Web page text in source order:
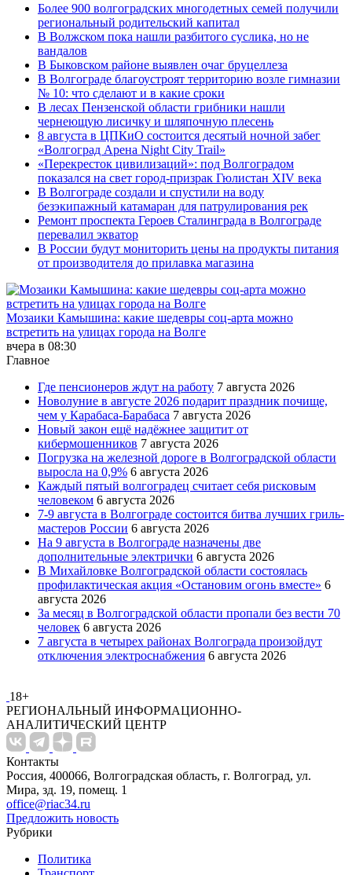
Более 900 волгоградских многодетных семей получили
региональный родительский капитал
В Волжском пока нашли разбитого суслика, но не
вандалов
В Быковском районе выявлен очаг бруцеллеза
В Волгограде благоустроят территорию возле гимназии
№ 10: что сделают и в какие сроки
В лесах Пензенской области грибники нашли
чернеющую лисичку и шляпочную плесень
8 августа в ЦПКиО состоится десятый ночной забег
«Волгоград Арена Night City Trail»
«Перекресток цивилизаций»: под Волгоградом
показался на свет город-призрак Гюлистан XIV века
В Волгограде создали и спустили на воду
безэкипажный катамаран для патрулирования рек
Ремонт проспекта Героев Сталинграда в Волгограде
перевалил экватор
В России будут мониторить цены на продукты питания
от производителя до прилавка магазина
Мозаики Камышина: какие шедевры соц-арта можно
встретить на улицах города на Волге
вчера в 08:30
Главное
Где пенсионеров ждут на работу 7 августа 2026
Новолуние в августе 2026 подарит праздник почище,
чем у Карабаса-Барабаса 7 августа 2026
Новый закон ещё надёжнее защитит от
кибермошенников 7 августа 2026
Погрузка на железной дороге в Волгоградской области
выросла на 0,9% 6 августа 2026
Каждый пятый волгоградец считает себя рисковым
человеком 6 августа 2026
7-9 августа в Волгограде состоится битва лучших гриль-
мастеров России 6 августа 2026
На 9 августа в Волгограде назначены две
дополнительные электрички 6 августа 2026
В Михайловке Волгоградской области состоялась
профилактическая акция «Остановим огонь вместе» 6
августа 2026
За месяц в Волгоградской области пропали без вести 70
человек 6 августа 2026
7 августа в четырех районах Волгограда произойдут
отключения электроснабжения 6 августа 2026
18+
РЕГИОНАЛЬНЫЙ ИНФОРМАЦИОННО-
АНАЛИТИЧЕСКИЙ ЦЕНТР
Контакты
Россия, 400066, Волгоградская область, г. Волгоград, ул.
Мира, зд. 19, помещ. 1
office@riac34.ru
Предложить новость
Рубрики
Политика